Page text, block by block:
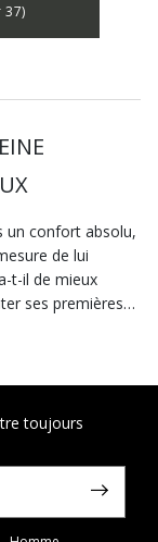
37)
un confort absolu,
de lui
t-il de mieux
ses premières
de la
estivales avec une
pour marcher à
nos sandales en
Si vous cherchez
aventures en
toujours